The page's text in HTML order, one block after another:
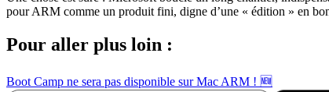
pour ARM comme un produit fini, digne d’une « édition » en
Pour aller plus loin :
Boot Camp ne sera pas disponible sur Mac ARM ! 🆕